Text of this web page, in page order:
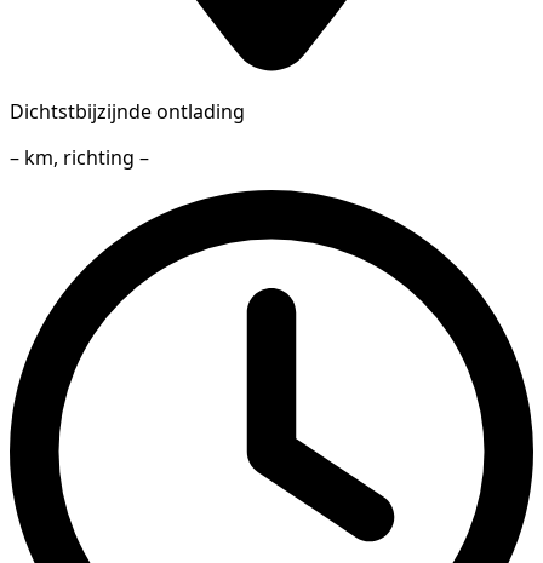
Dichtstbijzijnde ontlading
– km, richting –